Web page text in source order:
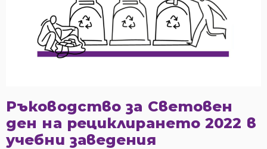
Ръководство за Световен
ден на рециклирането 2022 в
учебни заведения